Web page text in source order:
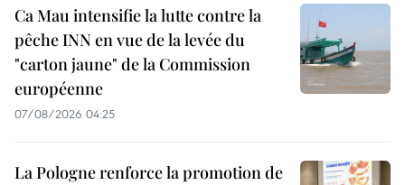
Ca Mau intensifie la lutte contre la
pêche INN en vue de la levée du
"carton jaune" de la Commission
européenne
07/08/2026 04:25
La Pologne renforce la promotion de